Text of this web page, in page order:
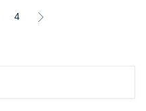
4